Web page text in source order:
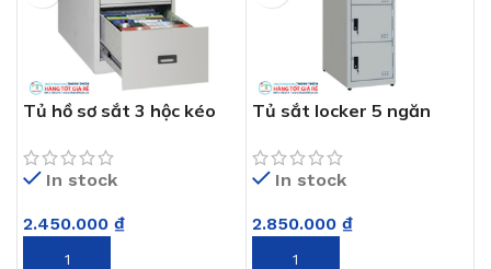
Tủ hồ sơ sắt 3 hộc kéo
In stock
2.450.000 ₫
THÊM VÀO GIỎ HÀNG
Tủ sắt locker 5 ngăn
In stock
2.850.000 ₫
THÊM VÀO GIỎ HÀNG